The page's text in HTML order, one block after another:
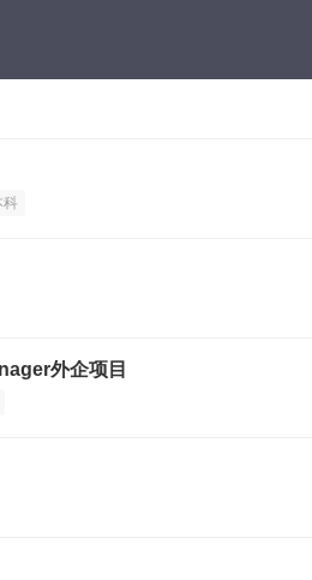
科
外企项目